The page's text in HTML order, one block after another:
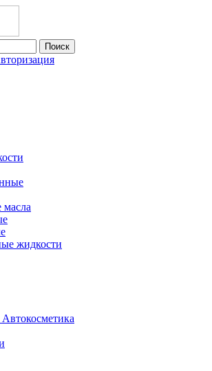
Поиск
жидкости